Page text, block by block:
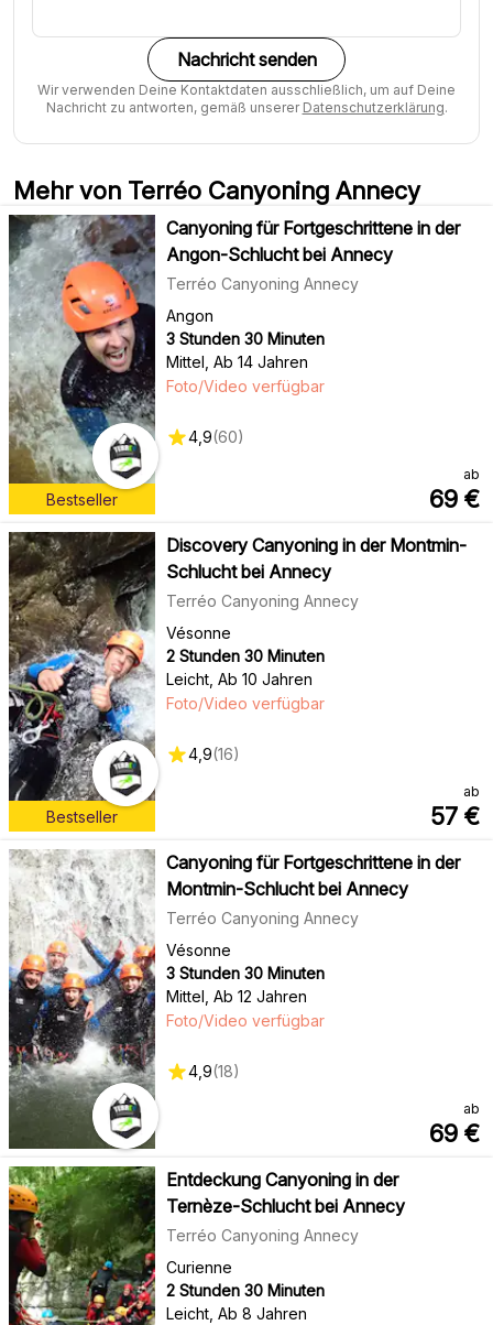
Nachricht senden
Wir verwenden Deine Kontaktdaten ausschließlich, um auf Deine
Nachricht zu antworten, gemäß unserer Datenschutzerklärung.
Mehr von Terréo Canyoning Annecy
Bestseller
Canyoning für Fortgeschrittene in der
Angon-Schlucht bei Annecy
Terréo Canyoning Annecy
Angon
3 Stunden 30 Minuten
Mittel Ab 14 Jahren
Foto/Video verfügbar
4,9(60)
ab
69 €
Bestseller
Discovery Canyoning in der Montmin-
Schlucht bei Annecy
Terréo Canyoning Annecy
Vésonne
2 Stunden 30 Minuten
Leicht, Ab 10 Jahren
Foto/Video verfügbar
4,9(16)
ab
57 €
Canyoning für Fortgeschrittene in der
Montmin-Schlucht bei Annecy
Terréo Canyoning Annecy
Vésonne
3 Stunden 30 Minuten
Mittel Ab 12 Jahren
Foto/Video verfügbar
4,9(18)
ab
69 €
Entdeckung Canyoning in der
Ternèze-Schlucht bei Annecy
Terréo Canyoning Annecy
Curienne
2 Stunden 30 Minuten
Leicht, Ab 8 Jahren